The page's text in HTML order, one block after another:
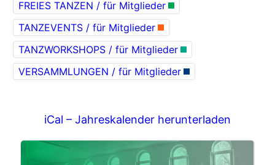
FREIES TANZEN / für Mitglieder
TANZEVENTS / für Mitglieder
TANZWORKSHOPS / für Mitglieder
VERSAMMLUNGEN / für Mitglieder
iCal – Jahreskalender herunterladen